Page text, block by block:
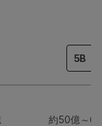
5B
約50億～